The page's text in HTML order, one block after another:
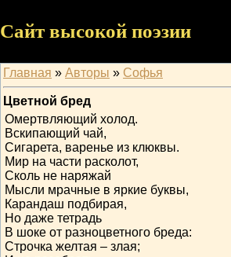
Сайт высокой поэзии
Главная » Авторы » Софья
Цветной бред
Омертвляющий холод.
Вскипающий чай,
Сигарета, варенье из клюквы.
Мир на части расколот,
Сколь не наряжай
Мысли мрачные в яркие буквы,
Карандаш подбирая,
Но даже тетрадь
В шоке от разноцветного бреда:
Строчка желтая – злая;